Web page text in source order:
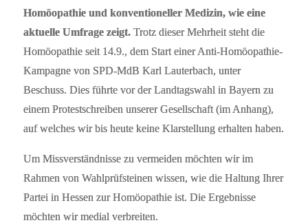
Homöopathie und konventioneller Medizin, wie eine
aktuelle Umfrage zeigt. Trotz dieser Mehrheit steht die
Homöopathie seit 14.9., dem Start einer Anti-Homöopathie-
Kampagne von SPD-MdB Karl Lauterbach, unter
Beschuss. Dies führte vor der Landtagswahl in Bayern zu
einem Protestschreiben unserer Gesellschaft (im Anhang),
auf welches wir bis heute keine Klarstellung erhalten haben.
Um Missverständnisse zu vermeiden möchten wir im
Rahmen von Wahlprüfsteinen wissen, wie die Haltung Ihrer
Partei in Hessen zur Homöopathie ist. Die Ergebnisse
möchten wir medial verbreiten.